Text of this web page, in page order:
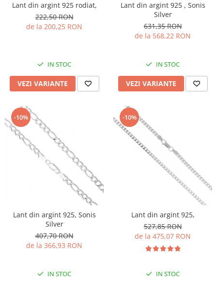
Lant din argint 925 rodiat,
222,50 RON
de la 200,25 RON
IN STOC
VEZI VARIANTE
Lant din argint 925 , Sonis
Silver
631,35 RON
de la 568,22 RON
IN STOC
VEZI VARIANTE
-10%
Lant din argint 925, Sonis
Silver
407,70 RON
de la 366,93 RON
IN STOC
-10%
Lant din argint 925,
527,85 RON
de la 475,07 RON
IN STOC